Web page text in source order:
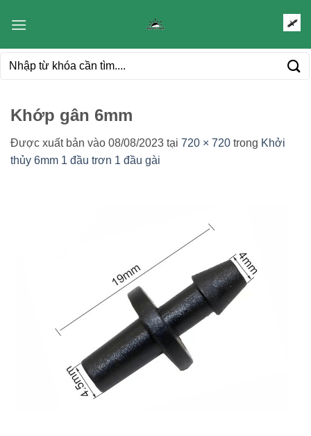
qua
dung
Tìm
Khớp gân 6mm
Được xuất bản vào 08/08/2023 tại 720 × 720 trong Khởi
thủy 6mm 1 đầu trơn 1 đầu gài